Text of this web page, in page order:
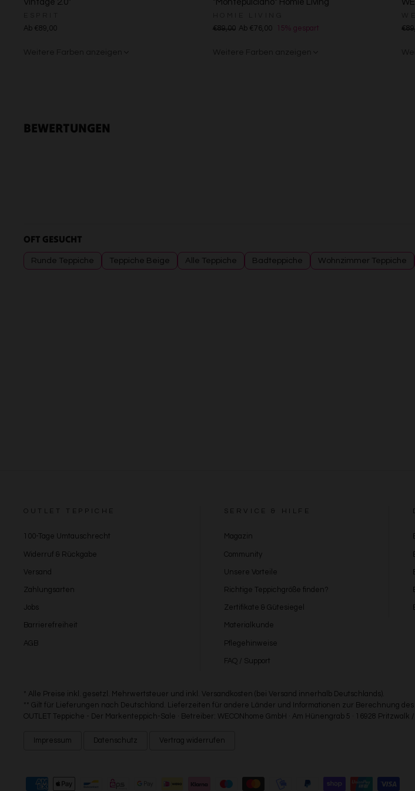
Vintage 2.0"
Ab €89,00
"Montepulciano" Homie Living
€89,00 Ab €76,00 15% gespart
BEWERTUNGEN
OFT GESUCHT
Runde Teppiche Teppiche Beige Alle Teppiche Badteppiche Wohnzimmer Teppiche
OUTLET TEPPICHE
100-Tage Umtauschrecht
Widerruf & Rückgabe
Versand
Zahlungsarten
Jobs
Barrierefreiheit
AGB
SERVICE & HILFE
Magazin
Community
Unsere Vorteile
Richtige Teppichgröße finden?
Zertifikate & Gütesiegel
Materialkunde
Pflegehinweise
FAQ / Support
* Alle Preise inkl. gesetzl. Mehrwertsteuer und inkl. Versandkosten (bei Versand innerhalb Deutschlands).
** Gilt für Lieferungen nach Deutschland. Lieferzeiten für andere Länder und Informationen zur Berechnung
OUTLET Teppiche - Der Markenteppich-Sale · Betreiber: WECONhome GmbH · Am Hünengrab 5 · 16928 Pritzwalk
Impressum Datenschutz Vertrag widerrufen
Messung der Performance von Inhalten
verschiedenen Quellen